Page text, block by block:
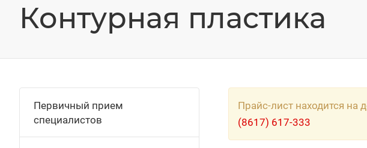
Контурная пластика
Прайс-лист находится на
(8617) 617-333
Первичный прием
специалистов